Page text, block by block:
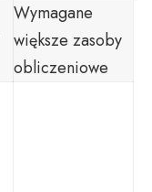
Wymagane
większe zasoby
obliczeniowe